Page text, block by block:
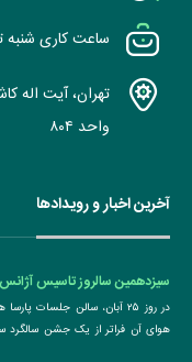
ساعت کاری شنبه تا
واحد ۸۰۴
آخرین اخبار و رویدادها
سیزدهمین سالروز تاسیس
پردازشدر روز ۲۵ آبان، سالن جلسات
هوای آن فراتر از یک جشن سالگرد